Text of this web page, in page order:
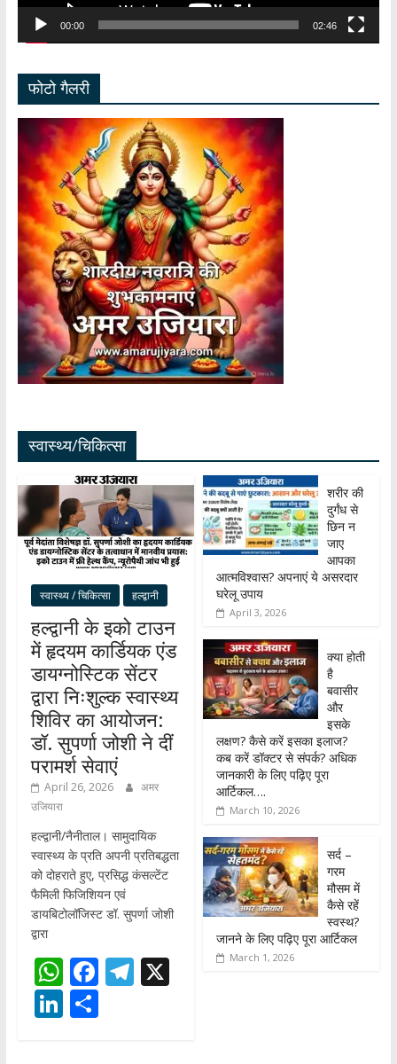
00:00 02:46
फोटो गैलरी
स्वास्थ्य/चिकित्सा
स्वास्थ्य / चिकित्सा हल्द्वानी
हल्द्वानी के इको टाउन
में हृदयम कार्डियक एंड
डायग्नोस्टिक सेंटर
द्वारा निःशुल्क स्वास्थ्य
शिविर का आयोजन:
डॉ. सुपर्णा जोशी ने दीं
परामर्श सेवाएं
April 26, 2026
अमर
उजियारा
हल्द्वानी/नैनीताल। सामुदायिक
स्वास्थ्य के प्रति अपनी प्रतिबद्धता
को दोहराते हुए, प्रसिद्ध कंसल्टेंट
फैमिली फिजिशियन एवं
डायबिटोलॉजिस्ट डॉ. सुपर्णा जोशी
द्वारा
W
h
at
F
ac
e
T X
Li S
शरीर की
दुर्गंध से
छिन न
जाए
आपका
आत्मविश्वास? अपनाएं ये असरदार
घरेलू उपाय
April 3, 2026
क्या होती
है
बवासीर
और
इसके
लक्षण? कैसे करें इसका इलाज?
कब करें डॉक्टर से संपर्क? अधिक
जानकारी के लिए पढ़िए पूरा
आर्टिकल….
March 10, 2026
सर्द –
गरम
मौसम में
कैसे रहें
स्वस्थ?
जानने के लिए पढ़िए पूरा आर्टिकल
March 1, 2026